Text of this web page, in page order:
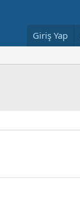
Giriş Yap